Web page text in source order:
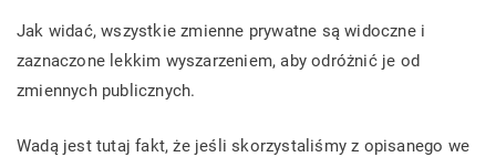
Jak widać, wszystkie zmienne prywatne są widoczne i
zaznaczone lekkim wyszarzeniem, aby odróżnić je od
zmiennych publicznych.
Wadą jest tutaj fakt, że jeśli skorzystaliśmy z opisanego we